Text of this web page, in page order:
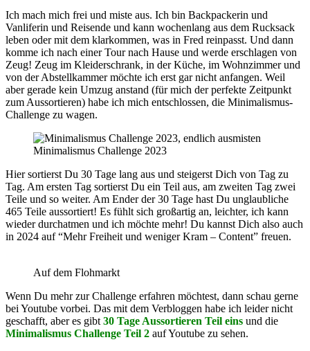
Ich mach mich frei und miste aus. Ich bin Backpackerin und
Vanliferin und Reisende und kann wochenlang aus dem Rucksack
leben oder mit dem klarkommen, was in Fred reinpasst. Und dann
komme ich nach einer Tour nach Hause und werde erschlagen von
Zeug! Zeug im Kleiderschrank, in der Küche, im Wohnzimmer und
von der Abstellkammer möchte ich erst gar nicht anfangen. Weil
aber gerade kein Umzug anstand (für mich der perfekte Zeitpunkt
zum Aussortieren) habe ich mich entschlossen, die Minimalismus-
Challenge zu wagen.
Minimalismus Challenge 2023
Hier sortierst Du 30 Tage lang aus und steigerst Dich von Tag zu
Tag. Am ersten Tag sortierst Du ein Teil aus, am zweiten Tag zwei
Teile und so weiter. Am Ender der 30 Tage hast Du unglaubliche
465 Teile aussortiert! Es fühlt sich großartig an, leichter, ich kann
wieder durchatmen und ich möchte mehr! Du kannst Dich also auch
in 2024 auf “Mehr Freiheit und weniger Kram – Content” freuen.
Auf dem Flohmarkt
Wenn Du mehr zur Challenge erfahren möchtest, dann schau gerne
bei Youtube vorbei. Das mit dem Verbloggen habe ich leider nicht
geschafft, aber es gibt 30 Tage Aussortieren Teil eins und die
Minimalismus Challenge Teil 2 auf Youtube zu sehen.